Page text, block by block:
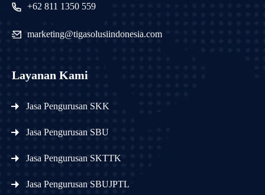
+62 811 1350 559
marketing@tigasolusiindonesia.com
Layanan Kami
Jasa Pengurusan SKK
Jasa Pengurusan SBU
Jasa Pengurusan SKTTK
Jasa Pengurusan SBUJPTL